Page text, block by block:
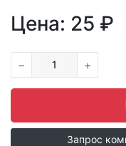
Цена: 25 ₽
− +
Запрос